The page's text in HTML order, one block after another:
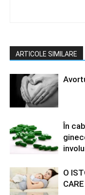
ARTICOLE SIMILARE
În
O